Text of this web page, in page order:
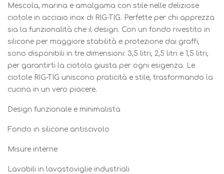
Mescola, marina e amalgama con stile nelle deliziose
ciotole in acciaio inox di RIG-TIG. Perfette per chi apprezza
sia la funzionalità che il design. Con un fondo rivestito in
silicone per maggiore stabilità e protezione dai graffi,
sono disponibili in tre dimensioni: 3,5 litri, 2,5 litri e 1,5 litri,
per garantirti la ciotola giusta per ogni esigenza. Le
ciotole RIG-TIG uniscono praticità e stile, trasformando la
cucina in un vero piacere.
Design funzionale e minimalista
Fondo in silicone antiscivolo
Misure interne
Lavabili in lavastoviglie industriali